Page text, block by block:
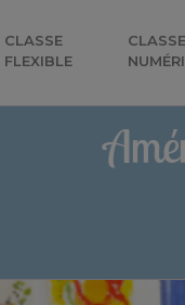
CLASSE
FLEXIBLE
CLASSE